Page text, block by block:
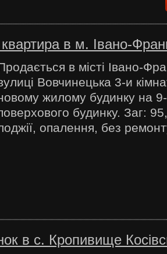
в м. Івано-
в місті Івано-
Вовчинецька 3-и
жилому будинку на
будинку. Заг:
опалення, без
в c. Кропивище